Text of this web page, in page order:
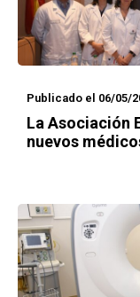
Publicado el 06/05/
La Asociación
nuevos